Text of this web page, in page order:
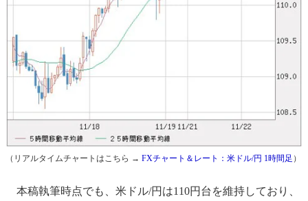
（リアルタイムチャートはこちら → FXチャート＆レート：米ドル/円 1時間足 ）
本稿執筆時点でも、米ドル/円は110円台を維持しており、